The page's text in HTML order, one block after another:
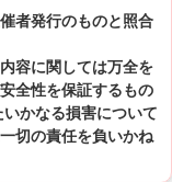
者発行のものと照合
容に関しては万全を
全性を保証するもの
かなる損害について
切の責任を負いかね